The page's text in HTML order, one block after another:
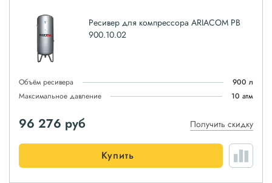
Ресивер для компрессора ARIACOM РВ
900.10.02
Объём ресивера
900 л
Максимальное давление
10 атм
96 276 руб Получить скидку
Купить